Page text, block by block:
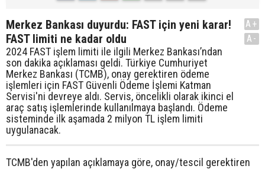
Merkez Bankası duyurdu: FAST için yeni karar!
FAST limiti ne kadar oldu
2024 FAST işlem limiti ile ilgili Merkez Bankası’ndan
son dakika açıklaması geldi. Türkiye Cumhuriyet
Merkez Bankası (TCMB), onay gerektiren ödeme
işlemleri için FAST Güvenli Ödeme İşlemi Katman
Servisi'ni devreye aldı. Servis, öncelikli olarak ikinci el
araç satış işlemlerinde kullanılmaya başlandı. Ödeme
sisteminde ilk aşamada 2 milyon TL işlem limiti
uygulanacak.
A+
A-
TCMB'den yapılan açıklamaya göre, onay/tescil gerektiren